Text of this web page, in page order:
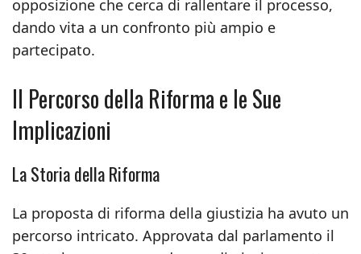
opposizione che cerca di rallentare il processo,
dando vita a un confronto più ampio e
partecipato.
Il Percorso della Riforma e le Sue
Implicazioni
La Storia della Riforma
La proposta di riforma della giustizia ha avuto un
percorso intricato. Approvata dal parlamento il